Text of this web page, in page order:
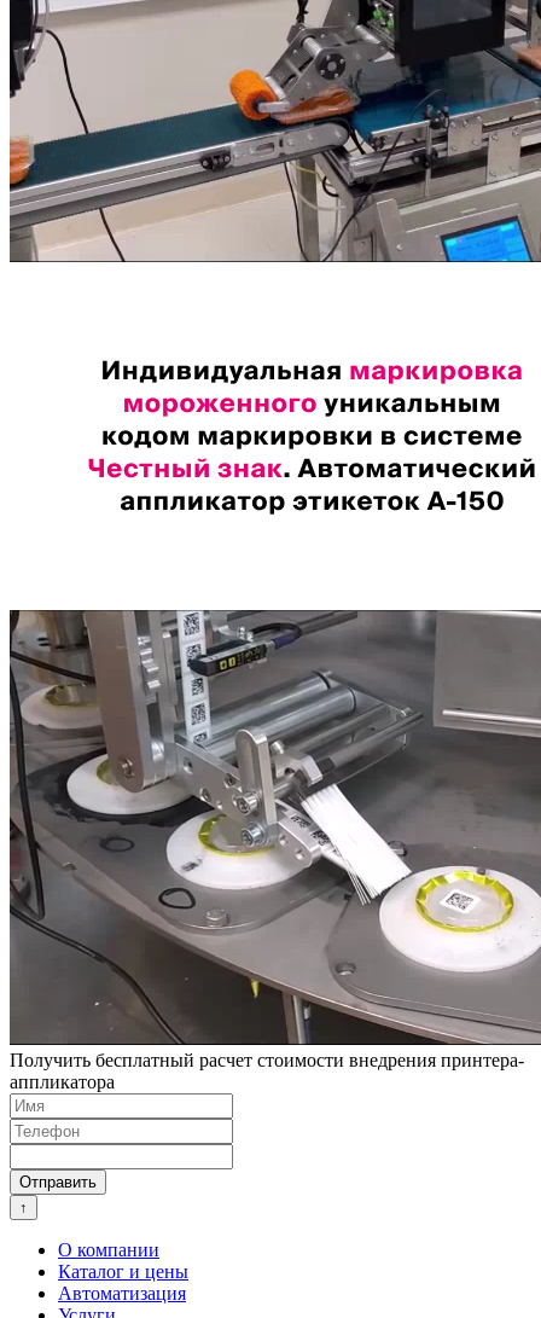
Получить бесплатный расчет стоимости внедрения принтера-
аппликатора
↑
О компании
Каталог и цены
Автоматизация